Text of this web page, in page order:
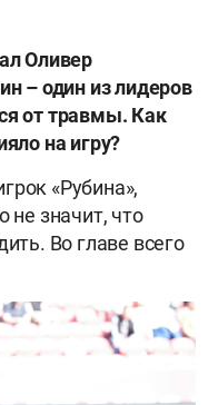
Оливер
– один из лидеров
от травмы. Как
на игру?
«Рубина»,
не значит, что
Во главе всего